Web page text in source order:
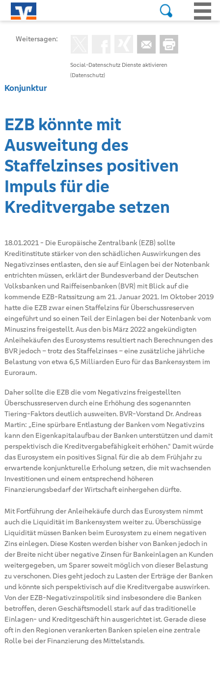
Social-Datenschutz Dienste aktivieren
(Datenschutz)
Weitersagen:
Konjunktur
EZB könnte mit
Ausweitung des
Staffelzinses positiven
Impuls für die
Kreditvergabe setzen
18.01.2021- Die Europäische Zentralbank (EZB) sollte
Kreditinstitute stärker von den schädlichen Auswirkungen des
Negativzinses entlasten, den sie auf Einlagen bei der Notenbank
entrichten müssen, erklärt der Bundesverband der Deutschen
Volksbanken und Raiffeisenbanken (BVR) mit Blick auf die
kommende EZB-Ratssitzung am 21. Januar 2021. Im Oktober 2019
hatte die EZB zwar einen Staffelzins für Überschussreserven
eingeführt und so einen Teil der Einlagen bei der Notenbank vom
Minuszins freigestellt. Aus den bis März 2022 angekündigten
Anleihekäufen des Eurosystems resultiert nach Berechnungen des
BVR jedoch – trotz des Staffelzinses – eine zusätzliche jährliche
Belastung von etwa 6,5 Milliarden Euro für das Bankensystem im
Euroraum.
Daher sollte die EZB die vom Negativzins freigestellten
Überschussreserven durch eine Erhöhung des sogenannten
Tiering-Faktors deutlich ausweiten. BVR-Vorstand Dr. Andreas
Martin: „Eine spürbare Entlastung der Banken vom Negativzins
kann den Eigenkapitalaufbau der Banken unterstützen und damit
perspektivisch die Kreditvergabefähigkeit erhöhen.“ Damit würde
das Eurosystem ein positives Signal für die ab dem Frühjahr zu
erwartende konjunkturelle Erholung setzen, die mit wachsenden
Investitionen und einem entsprechend höheren
Finanzierungsbedarf der Wirtschaft einhergehen dürfte.
Mit Fortführung der Anleihekäufe durch das Eurosystem nimmt
auch die Liquidität im Bankensystem weiter zu. Überschüssige
Liquidität müssen Banken beim Eurosystem zu einem negativen
Zins einlegen. Diese Kosten werden bisher von Banken jedoch in
der Breite nicht über negative Zinsen für Bankeinlagen an Kunden
weitergegeben, um Sparer soweit möglich von dieser Belastung
zu verschonen. Dies geht jedoch zu Lasten der Erträge der Banken
und könnte sich perspektivisch auf die Kreditvergabe auswirken.
Von der EZB-Negativzinspolitik sind insbesondere die Banken
betroffen, deren Geschäftsmodell stark auf das traditionelle
Einlagen- und Kreditgeschäft hin ausgerichtet ist. Gerade diese
oft in den Regionen verankerten Banken spielen eine zentrale
Rolle bei der Finanzierung des Mittelstands.